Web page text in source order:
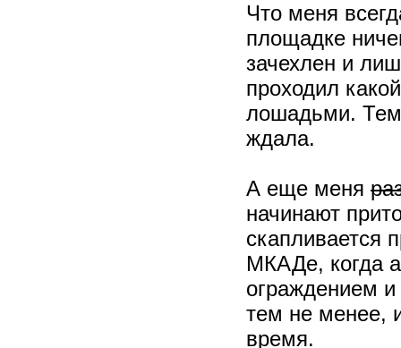
Что меня
площадке
зачехлен и
проходил
лошадьми. Тем
ждала.
А еще меня
начинают
скапливается
МКАДе, когда
ограждением
тем не менее,
время.